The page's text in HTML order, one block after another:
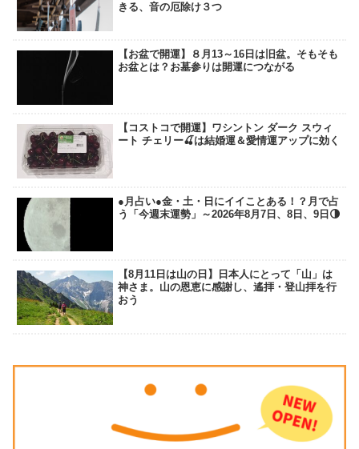
きる、音の厄除け３つ
【お盆で開運】８月13～16日は旧盆。そもそも
お盆とは？お墓参りは開運につながる
【コストコで開運】ワシントン ダーク スウィ
ート チェリー🍒は結婚運＆愛情運アップに効く
●月占い●金・土・日にイイことある！？月で占
う「今週末運勢」～2026年8月7日、8日、9日🌗
【8月11日は山の日】日本人にとって「山」は
神さま。山の恩恵に感謝し、遙拝・登山拝を行
おう